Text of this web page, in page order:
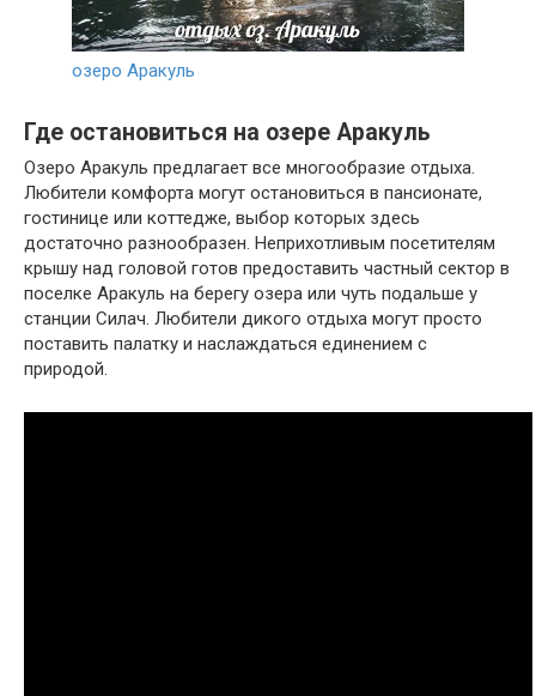
озеро Аракуль
Где остановиться на озере Аракуль
Озеро Аракуль предлагает все многообразие отдыха.
Любители комфорта могут остановиться в пансионате,
гостинице или коттедже, выбор которых здесь
достаточно разнообразен. Неприхотливым посетителям
крышу над головой готов предоставить частный сектор в
поселке Аракуль на берегу озера или чуть подальше у
станции Силач. Любители дикого отдыха могут просто
поставить палатку и наслаждаться единением с
природой.